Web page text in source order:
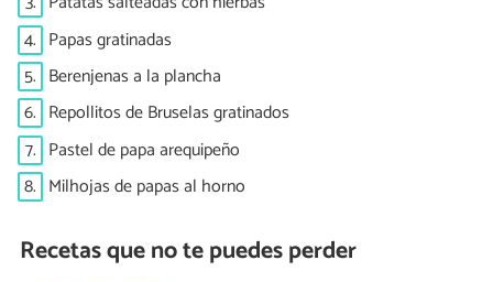
4. Papas gratinadas
5. Berenjenas a la plancha
6. Repollitos de Bruselas gratinados
7. Pastel de papa arequipeño
8. Milhojas de papas al horno
Recetas que no te puedes perder